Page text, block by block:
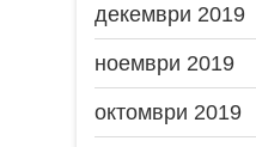
декември 2019
ноември 2019
октомври 2019